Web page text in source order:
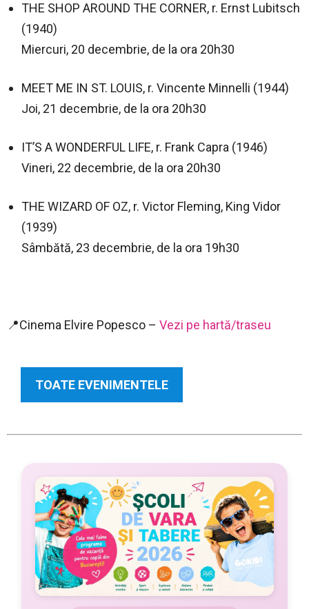
THE SHOP AROUND THE CORNER, r. Ernst Lubitsch
(1940)
Miercuri, 20 decembrie, de la ora 20h30
MEET ME IN ST. LOUIS, r. Vincente Minnelli (1944)
Joi, 21 decembrie, de la ora 20h30
IT’S A WONDERFUL LIFE, r. Frank Capra (1946)
Vineri, 22 decembrie, de la ora 20h30
THE WIZARD OF OZ, r. Victor Fleming, King Vidor
(1939)
Sâmbătă, 23 decembrie, de la ora 19h30
📍Cinema Elvire Popesco – Vezi pe hartă/traseu
TOATE EVENIMENTELE